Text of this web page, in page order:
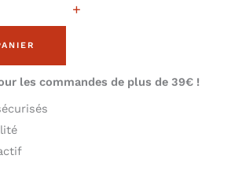
+
les commandes de plus de 39€ !